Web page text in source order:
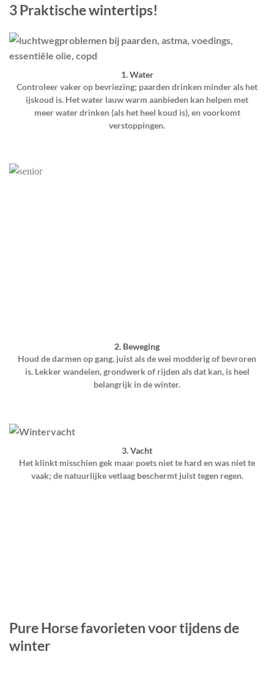
3 Praktische wintertips!
1. Water
Controleer vaker op bevriezing; paarden drinken minder als het
ijskoud is. Het water lauw warm aanbieden kan helpen met
meer water drinken (als het heel koud is), en voorkomt
verstoppingen.
2. Beweging
Houd de darmen op gang, juist als de wei modderig of bevroren
is. Lekker wandelen, grondwerk of rijden als dat kan, is heel
belangrijk in de winter.
3. Vacht
Het klinkt misschien gek maar poets niet te hard en was niet te
vaak; de natuurlijke vetlaag beschermt juist tegen regen.
Pure Horse favorieten voor tijdens de
winter